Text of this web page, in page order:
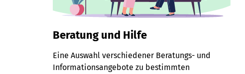
Beratung und Hilfe
Eine Auswahl verschiedener Beratungs- und
Informationsangebote zu bestimmten